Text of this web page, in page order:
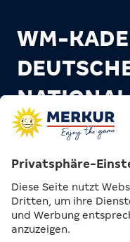
WM-
Torhüter
Manuel Neuer